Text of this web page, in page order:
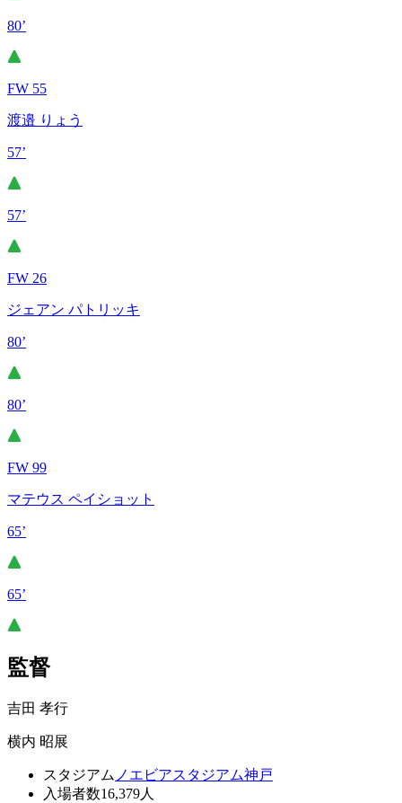
80’
FW 55
渡邉 りょう
57’
57’
FW 26
ジェアン パトリッキ
80’
80’
FW 99
マテウス ペイショット
65’
65’
監督
吉田 孝行
横内 昭展
スタジアム ノエビアスタジアム神戸
入場者数16,379人